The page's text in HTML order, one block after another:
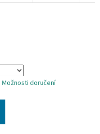
Možnosti doručení